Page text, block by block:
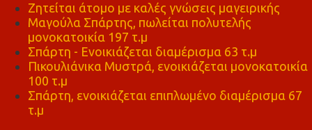
Ζητείται άτομο με καλές γνώσεις μαγειρικής
Μαγούλα Σπάρτης, πωλείται πολυτελής
μονοκατοικία 197 τ.μ
Σπάρτη - Ενοικιάζεται διαμέρισμα 63 τ.μ
Πικουλιάνικα Μυστρά, ενοικιάζεται μονοκατοικία
100 τ.μ
Σπάρτη, ενοικιάζεται επιπλωμένο διαμέρισμα 67
τ.μ